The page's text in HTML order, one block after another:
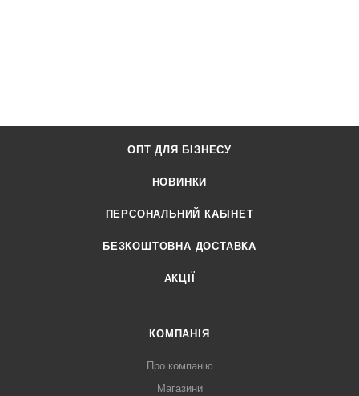
ОПТ ДЛЯ БІЗНЕСУ
НОВИНКИ
ПЕРСОНАЛЬНИЙ КАБІНЕТ
БЕЗКОШТОВНА ДОСТАВКА
АКЦІЇ
КОМПАНІЯ
Про компанію
Магазини